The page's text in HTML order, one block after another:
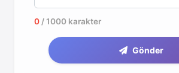
0 / 1000 karakter
Gönder